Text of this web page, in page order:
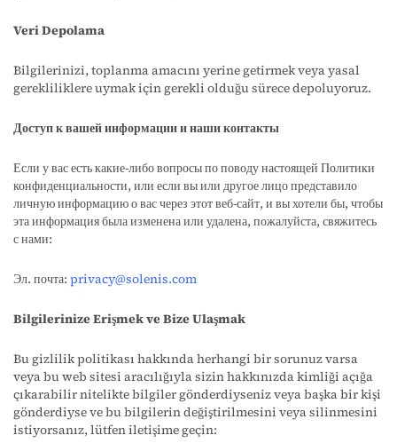
Veri Depolama
Bilgilerinizi, toplanma amacını yerine getirmek veya yasal
gerekliliklere uymak için gerekli olduğu sürece depoluyoruz.
Доступ к вашей информации и наши контакты
Если у вас есть какие-либо вопросы по поводу настоящей Политики
конфиденциальности, или если вы или другое лицо представило
личную информацию о вас через этот веб-сайт, и вы хотели бы, чтобы
эта информация была изменена или удалена, пожалуйста, свяжитесь
с нами:
Эл. почта: privacy@solenis.com
Bilgilerinize Erişmek ve Bize Ulaşmak
Bu gizlilik politikası hakkında herhangi bir sorunuz varsa
veya bu web sitesi aracılığıyla sizin hakkınızda kimliği açığa
çıkarabilir nitelikte bilgiler gönderdiyseniz veya başka bir kişi
gönderdiyse ve bu bilgilerin değiştirilmesini veya silinmesini
istiyorsanız, lütfen iletişime geçin: